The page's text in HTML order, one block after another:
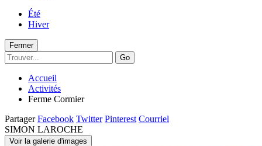
Été
Hiver
Fermer
Go
Accueil
Activités
Ferme Cormier
Partager Facebook Twitter Pinterest Courriel
SIMON LAROCHE
Voir la galerie d'images